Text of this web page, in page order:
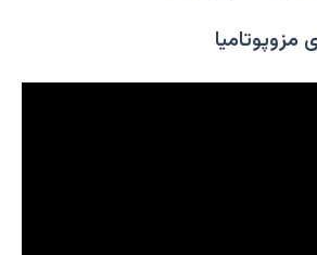
مزوپوتامیا